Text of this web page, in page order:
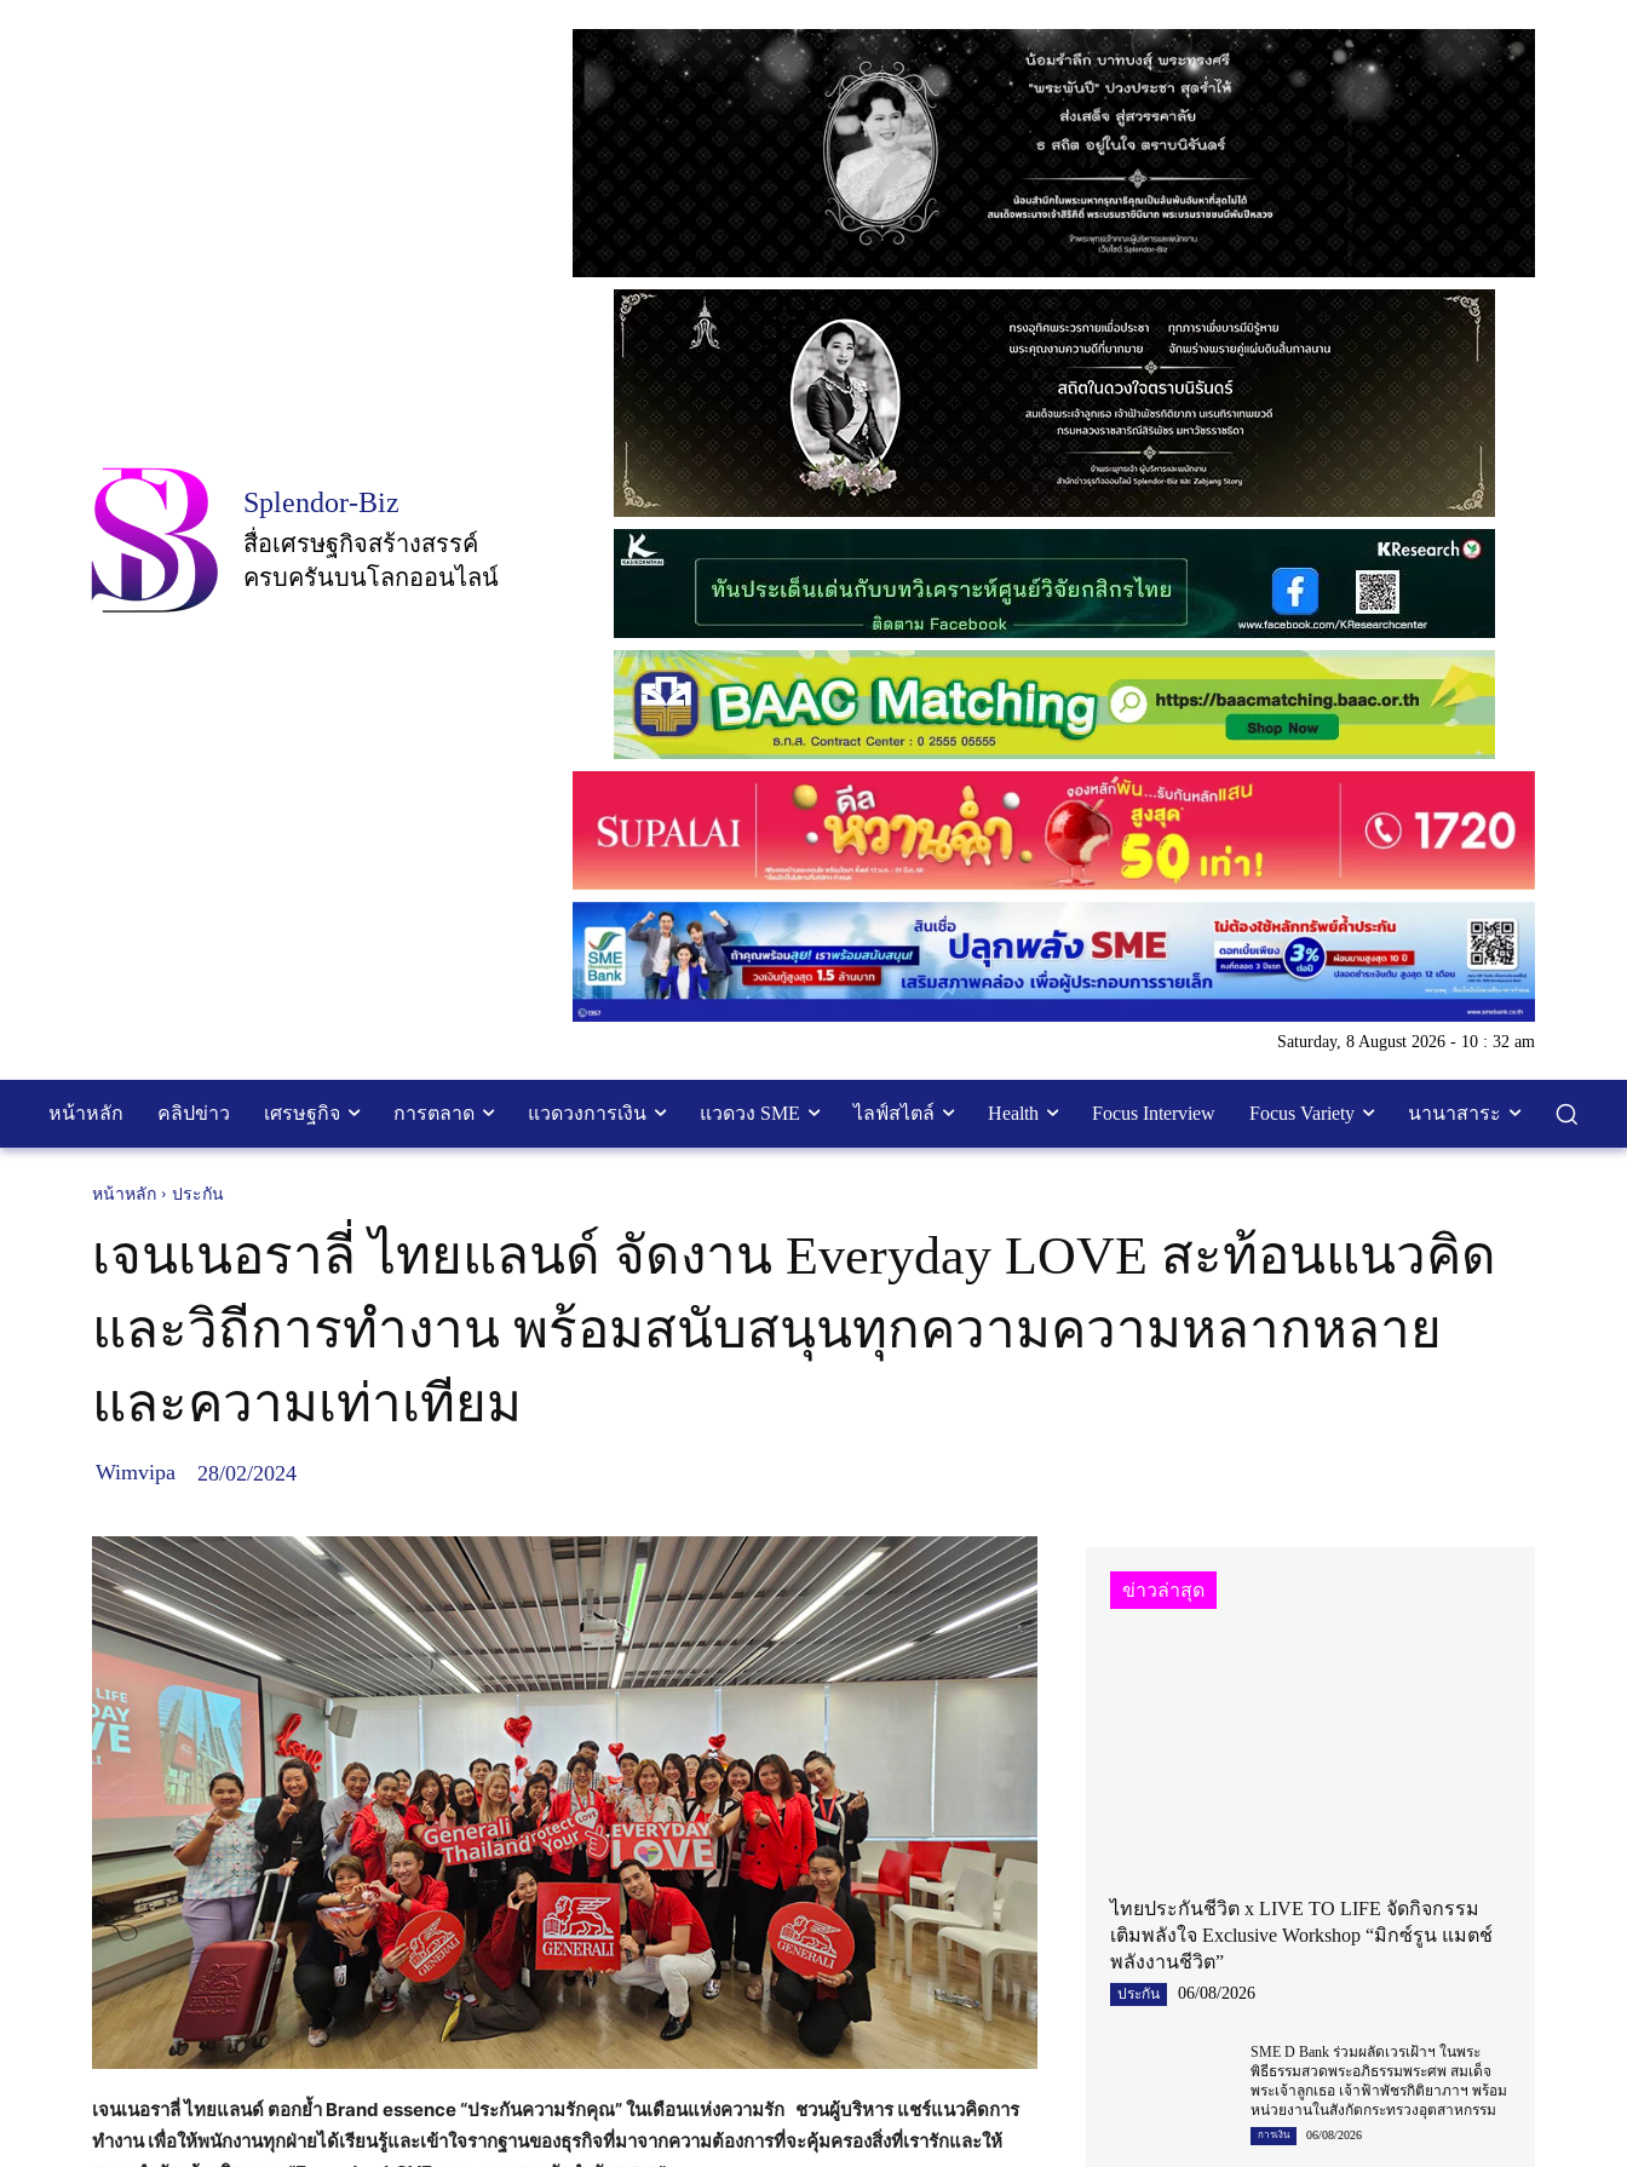
Splendor-Biz
สื่อเศรษฐกิจสร้างสรรค์
ครบครันบนโลกออนไลน์
Saturday, 8 August 2026 - 10 : 32 am
หน้าหลัก คลิปข่าว เศรษฐกิจ การตลาด แวดวงการเงิน แวดวง SME ไลฟ์สไตล์ Health Focus Interview Focus Variety นานาสาระ
หน้าหลัก ประกัน
เจนเนอราลี่ ไทยแลนด์ จัดงาน Everyday LOVE สะท้อนแนวคิด
และวิถีการทำงาน พร้อมสนับสนุนทุกความความหลากหลาย
และความเท่าเทียม
Wimvipa 28/02/2024
เจนเนอราลี่ ไทยแลนด์ ตอกย้ำ Brand essence “ประกันความรักคุณ” ในเดือนแห่งความรัก ชวนผู้บริหาร แชร์แนวคิดการ
ทำงาน เพื่อให้พนักงานทุกฝ่ายได้เรียนรู้และเข้าใจรากฐานของธุรกิจที่มาจากความต้องการที่จะคุ้มครองสิ่งที่เรารักและให้
ข่าวล่าสุด
ไทยประกันชีวิต x LIVE TO LIFE จัดกิจกรรม
เติมพลังใจ Exclusive Workshop “มิกซ์รูน แมตช์
พลังงานชีวิต”
ประกัน 06/08/2026
SME D Bank ร่วมผลัดเวรเฝ้าฯ ในพระ
พิธีธรรมสวดพระอภิธรรมพระศพ สมเด็จ
พระเจ้าลูกเธอ เจ้าฟ้าพัชรกิติยาภาฯ พร้อม
หน่วยงานในสังกัดกระทรวงอุตสาหกรรม
การเงิน 06/08/2026